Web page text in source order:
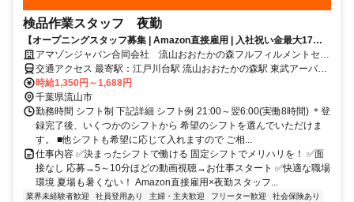
検品作業スタッフ 夜勤
【オープニングスタッフ募集 | Amazon直接雇用 | 入社祝い金最大17万
円★】 朝弱いなら夜働くのもアリ？勤続期間によって昇給アリ♪長期で
安定！
アマゾンジャパン合同会社 流山おおたかの森フルフィルメントセン
ター
交通アクセス 最寄駅：江戸川台駅 流山おおたかの森駅 東武アーバン
パークライン 江戸川台駅 から約2km 初石駅 から約3km つくばエクス
プレス 流山おおたかの森駅 から5km ★無料シャトルバスあり（流山
おおたかの森・柏・南流山駅） ★朝～夜まで各駅から合計32便運行
中、シフトに合わせて通勤可能です！ 流山おおたかの森駅発 約25分
柏駅発 約45分 南流山駅発 約30分
時給1,350円～1,688円
千葉県流山市
勤務時間 シフト制 下記詳細 シフト例 21:00～翌6:00(実働8時間) ＊登
録完了後、いくつかのシフトから 希望のシフトを選んでいただけま
す。 ■他シフトも希望に応じて入れますので ご相...
仕事内容 ✅決まったシフトで働ける 固定シフトでメリハリを！ ✅面
接なし 応募→5～10分ほどの動画視聴→お仕事スタート ✅快適な職場
環境 夏場も暑くない！ Amazon直接雇用×夜勤スタッフ...
業界未経験者歓迎 社員登用あり 主婦・主夫歓迎 フリーター歓迎
社会保険あり